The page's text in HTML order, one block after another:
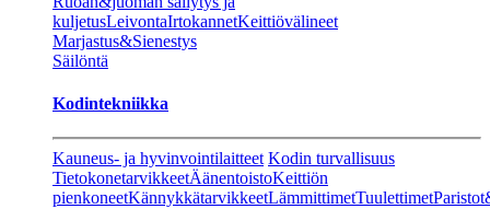
kuljetusLeivontaIrtokannetKeittiövälineet
Marjastus&Sienestys
Säilöntä
Kodintekniikka
Kauneus- ja hyvinvointilaitteet Kodin turvallisuus
TietokonetarvikkeetÄänentoistoKeittiön
pienkoneetKännykkätarvikkeetLämmittimetTuulettimet